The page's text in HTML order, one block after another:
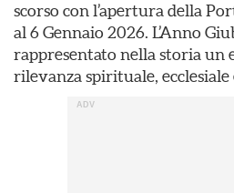
scorso con l’apertura della
al 6 Gennaio 2026. L’Anno
rappresentato nella storia un
rilevanza spirituale, ecclesiale